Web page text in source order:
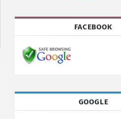
FACEBOOK
GOOGLE